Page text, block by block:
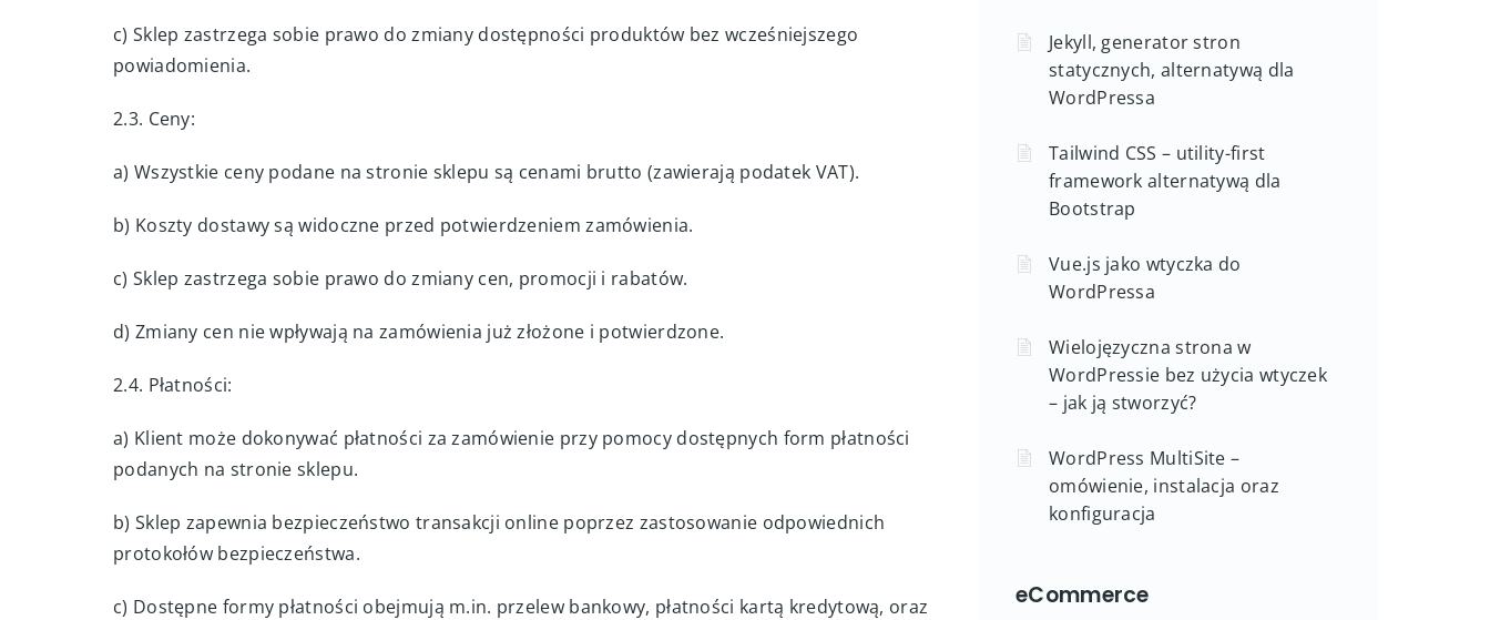
c) Sklep zastrzega sobie prawo do zmiany dostępności produktów bez wcześniejszego
powiadomienia.
2.3. Ceny:
a) Wszystkie ceny podane na stronie sklepu są cenami brutto (zawierają podatek VAT).
b) Koszty dostawy są widoczne przed potwierdzeniem zamówienia.
c) Sklep zastrzega sobie prawo do zmiany cen, promocji i rabatów.
d) Zmiany cen nie wpływają na zamówienia już złożone i potwierdzone.
2.4. Płatności:
a) Klient może dokonywać płatności za zamówienie przy pomocy dostępnych form płatności
podanych na stronie sklepu.
b) Sklep zapewnia bezpieczeństwo transakcji online poprzez zastosowanie odpowiednich
protokołów bezpieczeństwa.
c) Dostępne formy płatności obejmują m.in. przelew bankowy, płatności kartą kredytową, oraz
Jekyll, generator stron
statycznych, alternatywą dla
WordPressa
Tailwind CSS – utility-first
framework alternatywą dla
Bootstrap
Vue.js jako wtyczka do
WordPressa
Wielojęzyczna strona w
WordPressie bez użycia wtyczek
– jak ją stworzyć?
WordPress MultiSite –
omówienie, instalacja oraz
konfiguracja
eCommerce